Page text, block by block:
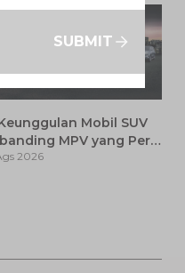
Mobil SUV
MPV yang Perlu
Ketahui
2026
SUBMIT